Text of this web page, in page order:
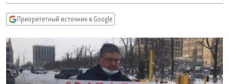
Вернутся
КАВКАЗ.РЕАЛИИ
СИБИРЬ.РЕАЛИИ
РАСПИСАНИЕ ВЕЩАНИЯ
Приоритетный источник в Google